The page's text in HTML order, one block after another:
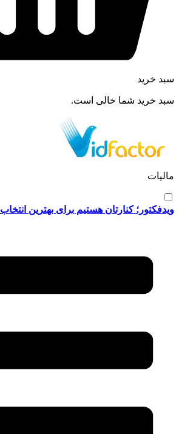
سبد خرید
سبد خرید شما خالی است.
مالیات
ویدفکتور؛ کنارتان هستیم برای بهترین انتخاب